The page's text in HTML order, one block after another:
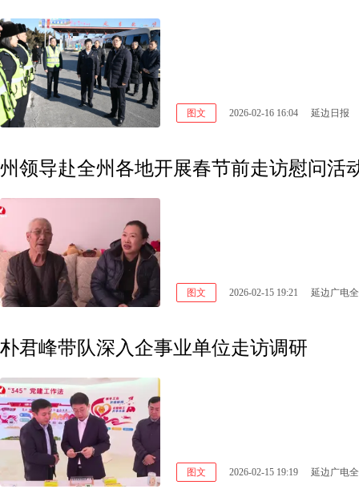
图文 2026-02-16 16:04 延边日报
州领导赴全州各地开展春节前走访慰问活
图文 2026-02-15 19:21 延边广电
朴君峰带队深入企事业单位走访调研
图文 2026-02-15 19:19 延边广电